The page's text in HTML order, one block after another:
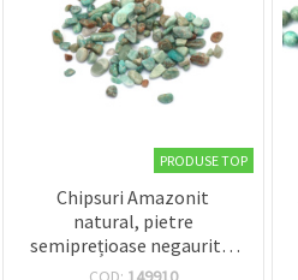
PRODUSE TOP
Chipsuri Amazonit
natural, pietre
semiprețioase negaurite,
5–7 mm, 50 g